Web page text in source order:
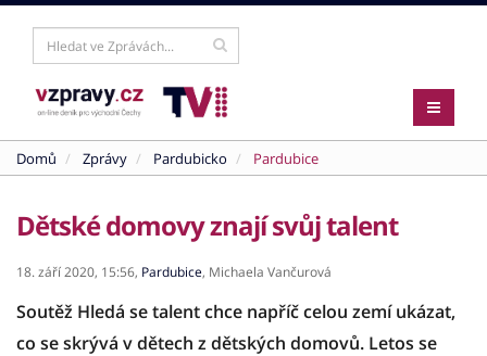
Domů Zprávy Pardubicko Pardubice
Dětské domovy znají svůj talent
18. září 2020, 15:56, Pardubice, Michaela Vančurová
Soutěž Hledá se talent chce napříč celou zemí ukázat,
co se skrývá v dětech z dětských domovů. Letos se